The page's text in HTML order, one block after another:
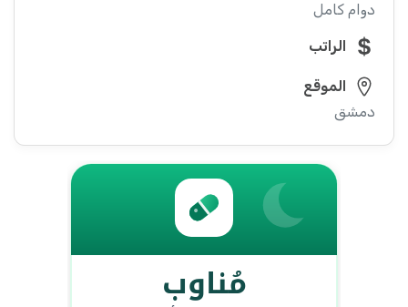
دوام كامل
الراتب
الموقع
دمشق